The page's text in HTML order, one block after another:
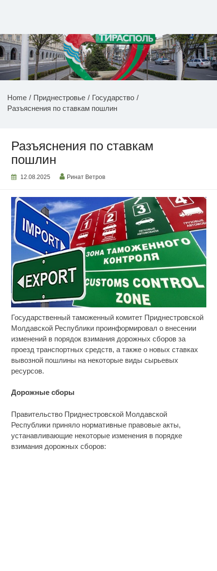
НОВОСТИ ПРИДНЕСТРОВЬЯ
Home Приднестровье
Государство
Разъяснения по ставкам пошлин
Разъяснения по ставкам
пошлин
12.08.2025 Ринат Ветров
Государственный таможенный комитет Приднестровской
Молдавской Республики проинформировал о внесении
изменений в порядок взимания дорожных сборов за
проезд транспортных средств, а также о новых ставках
вывозной пошлины на некоторые виды сырьевых
ресурсов.
Дорожные сборы
Правительство Приднестровской Молдавской
Республики приняло нормативные правовые акты,
устанавливающие некоторые изменения в порядке
взимания дорожных сборов:
Ролик длится несколько секунд, а смеяться вы
будете долго
i
Этот танец невесты оставит вас без слов!
Пересмотрела 10 раз